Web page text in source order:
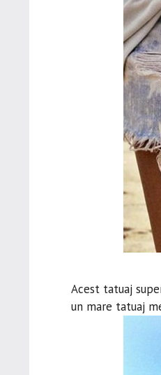
Acest tatuaj
un mare tatuaj